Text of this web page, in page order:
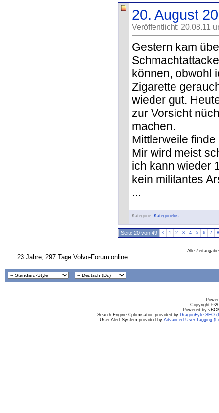
20. August
Veröffentlicht: 20.08.11
Gestern kam
können, obwohl
Zigarette
wieder gut.
zur Vorsicht
machen.
Mittlerweile
Mir wird meist
ich kann wieder
kein militantes
...
Kategorie: Kategorielos
Seite 20 von 49 < 1 2 3 4 5 6 7 8
Alle
23 Jahre, 297 Tage Volvo-Forum online
Copyright
Powered by
Search Engine Optimisation provided by DragonByte SEO
User Alert System provided byAdvanced User Tagging